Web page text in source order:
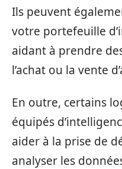
Ils peuvent
votre portefeuille
aidant à prendre
l’achat ou la vente
En outre, certains
équipés
aider à la prise de
analyser les